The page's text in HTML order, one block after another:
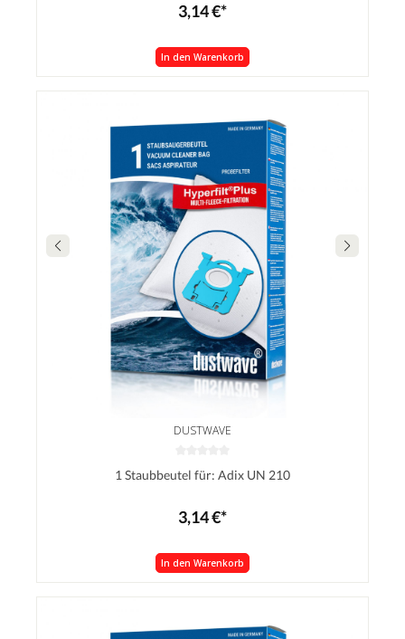
3,14 €*
In den Warenkorb
DUSTWAVE
1 Staubbeutel für: Adix UN 210
3,14 €*
In den Warenkorb